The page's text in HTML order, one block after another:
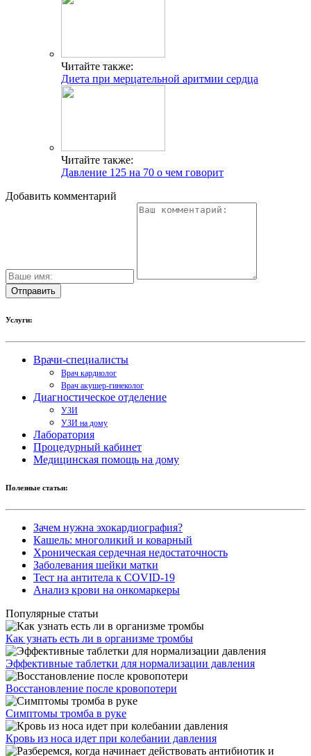
Читайте также:
Диета при мерцательной аритмии сердца
Читайте также:
Давление 125 на 70 о чем говорит
Добавить комментарий
Услуги:
Врачи-специалисты
Врач кардиолог
Врач акушер-гинеколог
Диагностическое отделение
УЗИ
УЗИ на дому
Лаборатория
Процедурный кабинет
Медицинская помощь на дому
Полезные статьи:
Зачем нужна эхокардиография?
Кашель: многоликий и коварный
Хроническая сердечная недостаточность
Заболевания шейки матки
Тест на антитела к COVID-19
Анализ крови на онкомаркеры
Популярные статьи
Как узнать есть ли в организме тромбы
Эффективные таблетки для нормализации давления
Восстановление после кровопотери
Симптомы тромба в руке
Кровь из носа идет при колебании давления